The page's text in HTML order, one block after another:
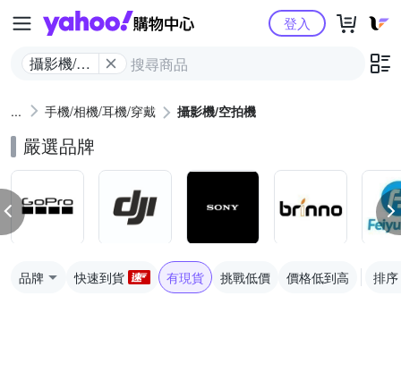
Yahoo購物中心
攝影機/空
登入
手機/相機/耳機/穿戴 攝影機/空拍機
嚴選品牌
品牌 快速到貨 有現貨 挑戰低價 價格低到高 排序